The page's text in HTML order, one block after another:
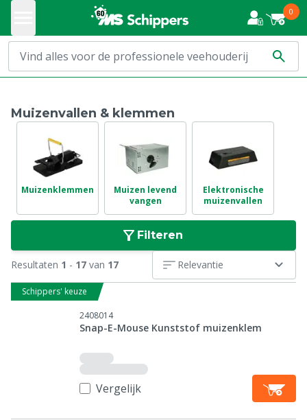
0
Muizenvallen & klemmen
Muizenklemmen
Muizen levend
vangen
Elektronische
muizenvallen
Filteren
Resultaten 1 - 17 van 17 Relevantie
Schippers' keuze
2408014
Snap-E-Mouse Kunststof muizenklem
Vergelijk